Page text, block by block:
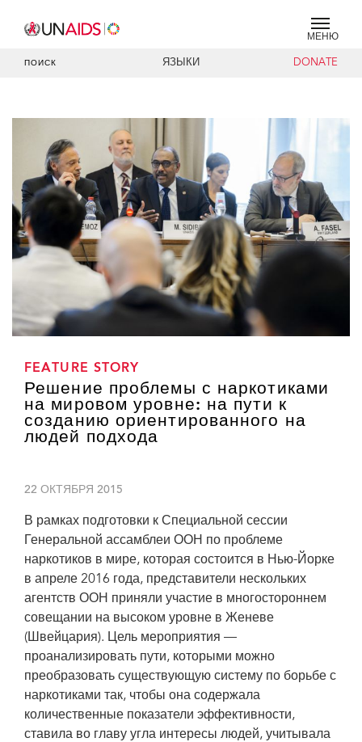
МЕНЮ
ПОИСК ЯЗЫКИ DONATE
FEATURE STORY
Решение проблемы с наркотиками
на мировом уровне: на пути к
созданию ориентированного на
людей подхода
22 ОКТЯБРЯ 2015
В рамках подготовки к Специальной сессии
Генеральной ассамблеи ООН по проблеме
наркотиков в мире, которая состоится в Нью-Йорке
в апреле 2016 года, представители нескольких
агентств ООН приняли участие в многостороннем
совещании на высоком уровне в Женеве
(Швейцария). Цель мероприятия —
проанализировать пути, которыми можно
преобразовать существующую систему по борьбе с
наркотиками так, чтобы она содержала
количественные показатели эффективности,
ставила во главу угла интересы людей, учитывала